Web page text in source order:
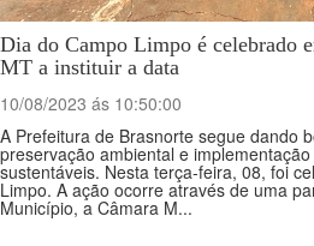
Dia do Campo Limpo é celebrado
MT a instituir a data
10/08/2023 ás 10:50:00
A Prefeitura de Brasnorte segue dando
preservação ambiental e
sustentáveis. Nesta terça-feira, 08, foi
Limpo. A ação ocorre através de uma
Município, a Câmara M...